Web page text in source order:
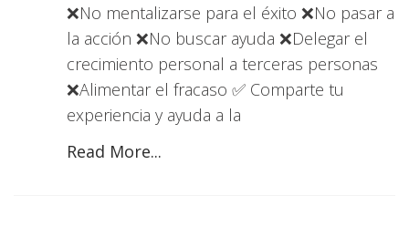
❌No mentalizarse para el éxito ❌No pasar a
la acción ❌No buscar ayuda ❌Delegar el
crecimiento personal a terceras personas
❌Alimentar el fracaso ✅ Comparte tu
experiencia y ayuda a la
Read More...